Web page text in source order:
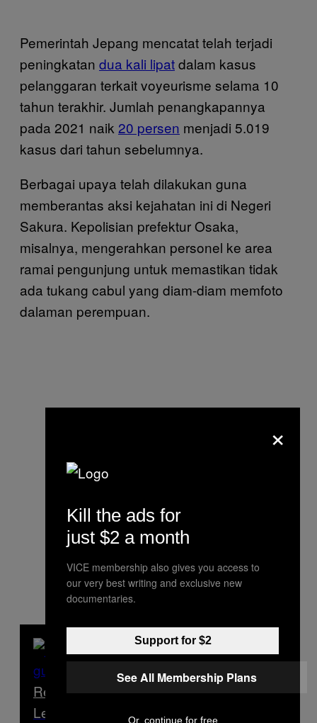
Pemerintah Jepang mencatat telah terjadi
peningkatan dua kali lipatdalam kasus
pelanggaran terkait voyeurisme selama 10
tahun terakhir. Jumlah penangkapannya
pada 2021 naik 20 persen menjadi 5.019
kasus dari tahun sebelumnya.
Berbagai upaya telah dilakukan guna
memberantas aksi kejahatan ini di Negeri
Sakura. Kepolisian prefektur Osaka,
misalnya, mengerahkan personel ke area
ramai pengunjung untuk memastikan tidak
ada tukang cabul yang diam-diam memfoto
dalaman perempuan.
Read Next
Lelaki Kanibal asal Jepang Ini Tidak
×
Kill the ads for
just $2 a month
VICE membership also gives you access to
our very best writing and exclusive new
documentaries.
Support for $2
See All Membership Plans
Or, continue for free